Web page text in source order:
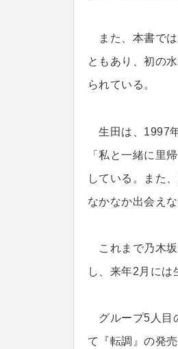
また、本書では
ともあり、初の
られている。
生田は、1997
「私と一緒に里
している。また
なかなか出会え
これまで乃木坂
し、来年2月には
グループ5人目
て『転調』の発